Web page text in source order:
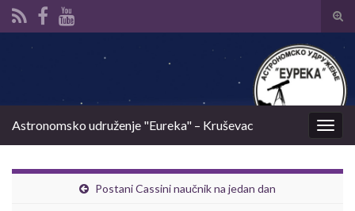
Astronomsko udruženje "Eureka" – Kruševac
Postani Cassini naučnik na jedan dan